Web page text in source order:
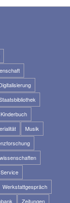
Kinderbuch
Musik
Service
Werkstattgespräch
Zeitungen